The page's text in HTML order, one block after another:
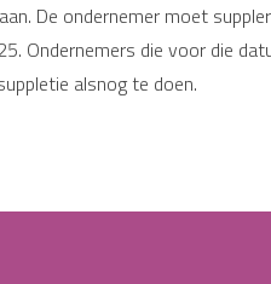
De ondernemer moet
Ondernemers die voor die
alsnog te doen.